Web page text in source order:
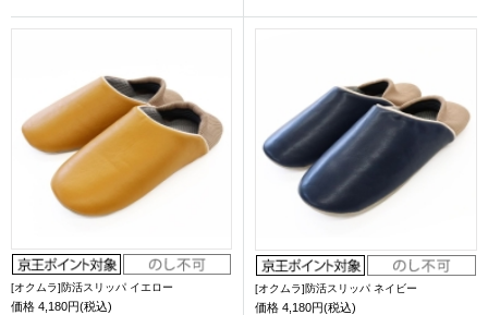
[オクムラ]防活スリッパ イエロー
価格 4,180円(税込)
[オクムラ]防活スリッパ ネイビー
価格 4,180円(税込)